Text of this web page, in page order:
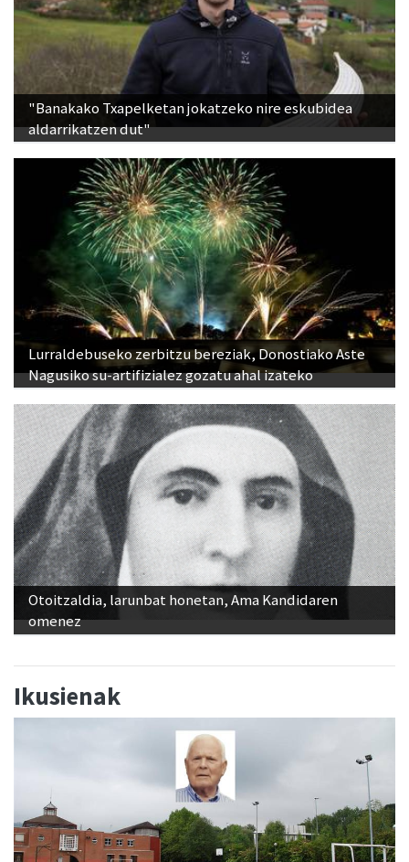
"Banakako Txapelketan jokatzeko nire eskubidea
aldarrikatzen dut"
Lurraldebuseko zerbitzu bereziak, Donostiako Aste
Nagusiko su-artifizialez gozatu ahal izateko
Otoitzaldia, larunbat honetan, Ama Kandidaren
omenez
Ikusienak